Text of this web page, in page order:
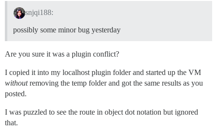
snjqi188:
possibly some minor bug yesterday
Are you sure it was a plugin conflict?
I copied it into my localhost plugin folder and started up the VM
withoutremoving the temp folder and got the same results as you
posted.
I was puzzled to see the route in object dot notation but ignored
that.